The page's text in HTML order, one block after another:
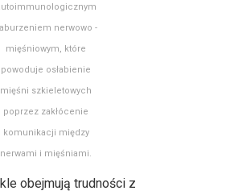
nerwowo -
mięśniowym, które
powoduje osłabienie
mięśni szkieletowych
poprzez zakłócenie
komunikacji między
nerwami i mięśniami.
obejmują trudności z